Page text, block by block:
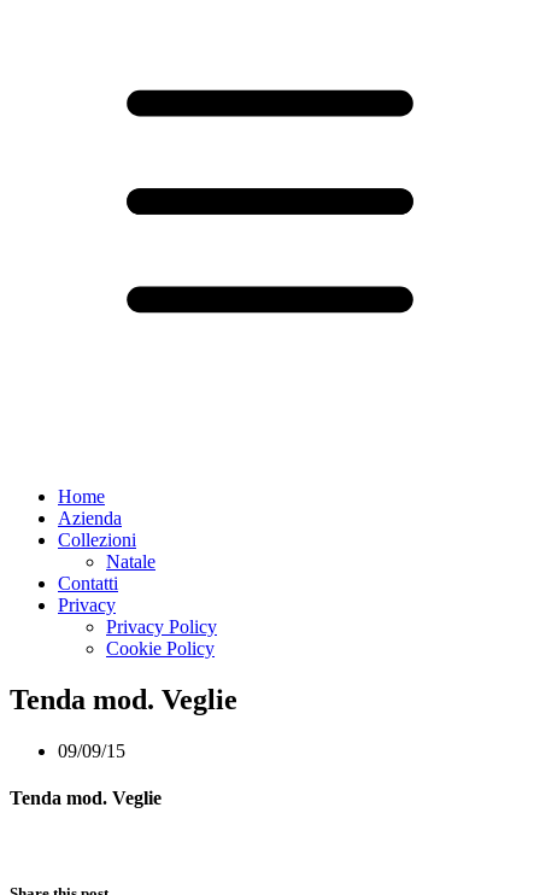
Home
Azienda
Collezioni
Natale
Contatti
Privacy
Privacy Policy
Cookie Policy
Tenda mod. Veglie
09/09/15
Tenda mod. Veglie